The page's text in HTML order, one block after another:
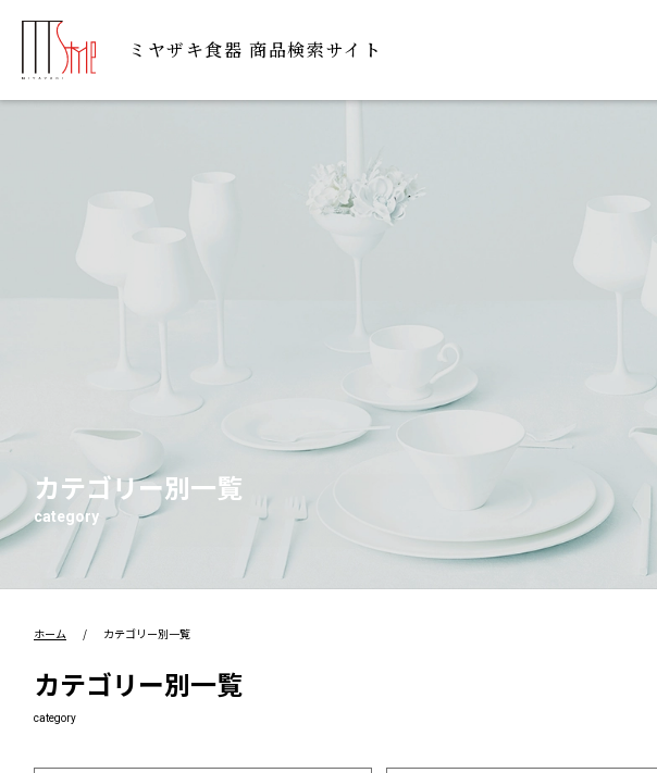
ミヤザキ⾷器 商品検索サイト
カテゴリー別⼀覧
category
ホーム / カテゴリー別⼀覧
カテゴリー別⼀覧
category